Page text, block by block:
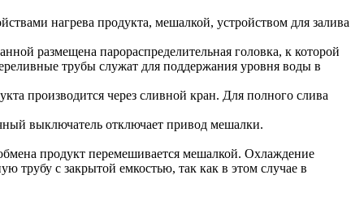
нагрева продукта, мешалкой, устройством для залива
размещена парораспределительная головка, к которой
трубы служат для поддержания уровня воды в
производится через сливной кран. Для полного слива
выключатель отключает привод мешалки.
продукт перемешивается мешалкой. Охлаждение
трубу с закрытой емкостью, так как в этом случае в